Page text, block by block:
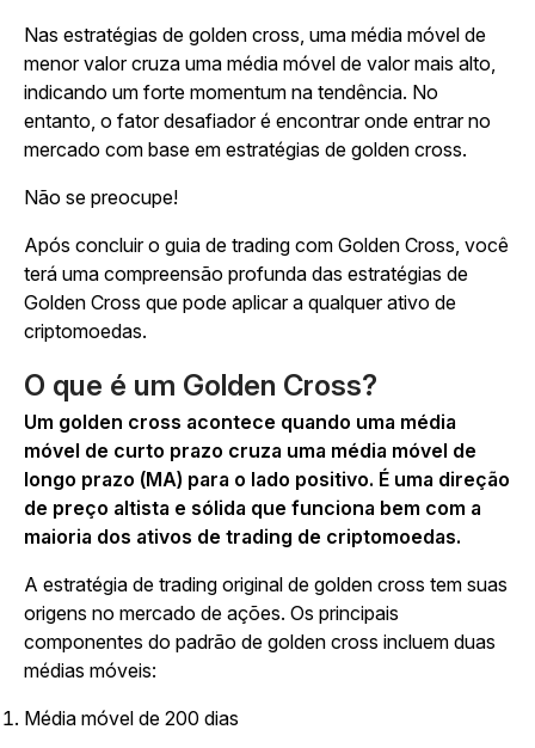
Nas estratégias de golden cross, uma média móvel de
menor valor cruza uma média móvel de valor mais alto,
indicando um forte momentum na tendência. No
entanto, o fator desafiador é encontrar onde entrar no
mercado com base em estratégias de golden cross.
Não se preocupe!
Após concluir o guia de trading com Golden Cross, você
terá uma compreensão profunda das estratégias de
Golden Cross que pode aplicar a qualquer ativo de
criptomoedas.
O que é um Golden Cross?
Um golden cross acontece quando uma média
móvel de curto prazo cruza uma média móvel de
longo prazo (MA) para o lado positivo. É uma direção
de preço altista e sólida que funciona bem com a
maioria dos ativos de trading de criptomoedas.
A estratégia de trading original de golden cross tem suas
origens no mercado de ações. Os principais
componentes do padrão de golden cross incluem duas
médias móveis:
Média móvel de 200 dias